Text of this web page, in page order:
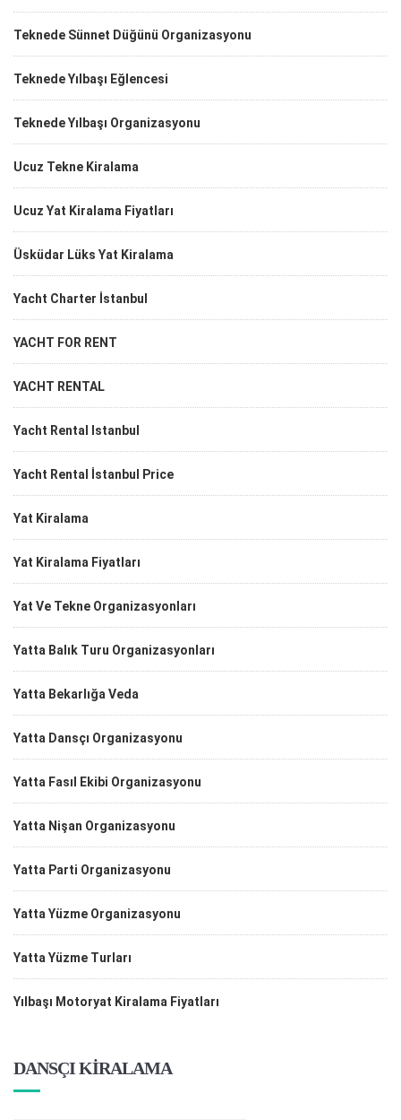
Teknede Sünnet Düğünü Organizasyonu
Teknede Yılbaşı Eğlencesi
Teknede Yılbaşı Organizasyonu
Ucuz Tekne Kiralama
Ucuz Yat Kiralama Fiyatları
Üsküdar Lüks Yat Kiralama
Yacht Charter İstanbul
YACHT FOR RENT
YACHT RENTAL
Yacht Rental Istanbul
Yacht Rental İstanbul Price
Yat Kiralama
Yat Kiralama Fiyatları
Yat Ve Tekne Organizasyonları
Yatta Balık Turu Organizasyonları
Yatta Bekarlığa Veda
Yatta Dansçı Organizasyonu
Yatta Fasıl Ekibi Organizasyonu
Yatta Nişan Organizasyonu
Yatta Parti Organizasyonu
Yatta Yüzme Organizasyonu
Yatta Yüzme Turları
Yılbaşı Motoryat Kiralama Fiyatları
DANSÇI KİRALAMA